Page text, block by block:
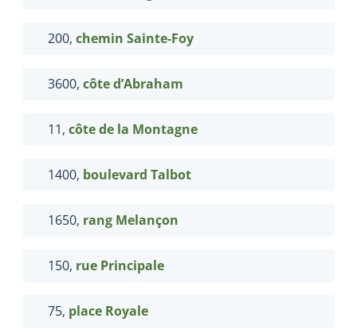
200, chemin Sainte-Foy
3600, côte d’Abraham
11, côte de la Montagne
1400, boulevard Talbot
1650, rang Melançon
150, rue Principale
75, place Royale